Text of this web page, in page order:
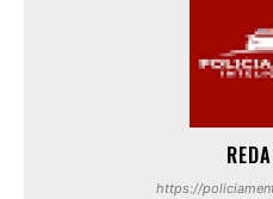
https://